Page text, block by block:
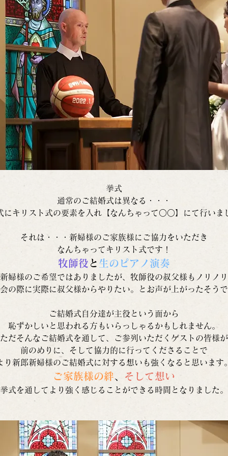
挙式
通常のご結婚式は異なる・・・
にキリスト式の要素を入れ【なんちゃって○○】にて行いま
それは・・・新婦様のご家族様にご協力をいただき
なんちゃってキリスト式です！
牧師役 と 生のピアノ演奏
新婦様のご希望ではありましたが、牧師役の叔父様もノリノリ
の際に実際に叔父様からやりたい。とお声が上がったそう
ご結婚式自分達が主役という面から
恥ずかしいと思われる方もいらっしゃるかもしれません。
ただそんなご結婚式を通して、ご参列いただくゲストの皆様が
前のめりに、そして協力的に行ってくださることで
り新郎新婦様のご結婚式に対する想いも強くなると思います
ご家族様の絆 そして想い
挙式を通してより強く感じることができる時間となりました。